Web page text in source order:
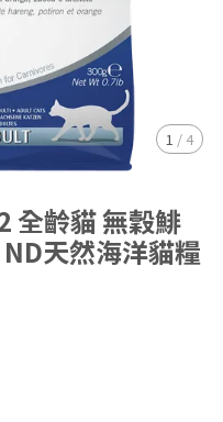
1 / 4
全齡貓 無穀鯡
天然海洋貓糧